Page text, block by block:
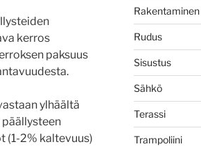
kerros
paksuus
ylhäältä
(1-2% kaltevuus)
Rakentaminen
Rudus
Sisustus
Sähkö
Terassi
Trampoliini